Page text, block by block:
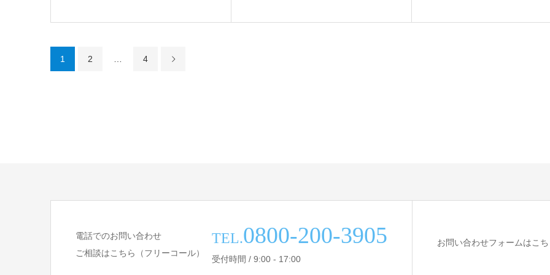
1 2 4
電話でのお問い合わせ
ご相談はこちら（フリーコール）
TEL.0800-200-3905
受付時間 / 9:00 - 17:00
お問い合わせフォームはこち